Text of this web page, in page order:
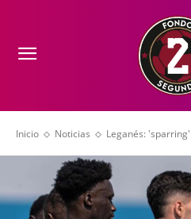
Inicio Noticias Leganés: